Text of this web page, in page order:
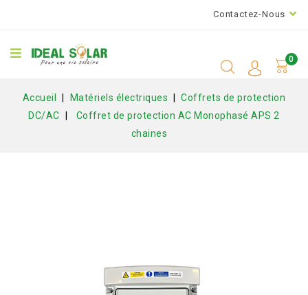
Contactez-Nous
0
Accueil Matériels électriques
Coffrets de protection
DC/AC
Coffret de protection AC Monophasé APS 2
chaines